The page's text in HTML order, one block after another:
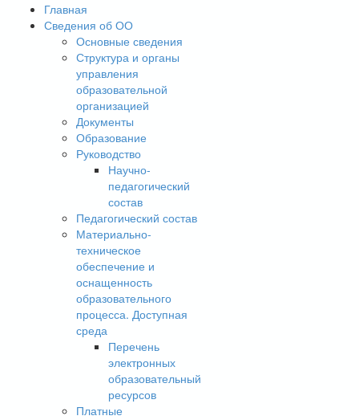
Главная
Сведения об ОО
Основные сведения
Структура и органы
управления
образовательной
организацией
Документы
Образование
Руководство
Научно-
педагогический
состав
Педагогический состав
Материально-
техническое
обеспечение и
оснащенность
образовательного
процесса. Доступная
среда
Перечень
электронных
образовательный
ресурсов
Платные